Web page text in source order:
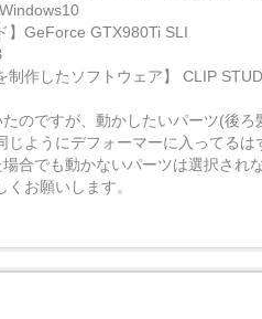
】GeForce GTX980Ti SLI
制作したソフトウェア】 CLIP
のですが、動かしたいパーツ(後ろ
ようにデフォーマーに入ってるは
合でも動かないパーツは選択され
お願いします。